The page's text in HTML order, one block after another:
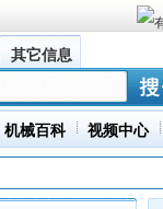
其它信息
机械百科 视频中心